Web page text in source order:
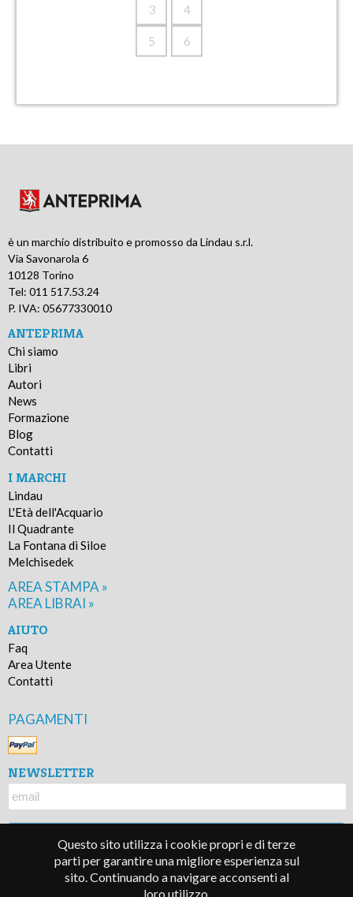
Questo sito utilizza i cookie propri e di terze
parti per garantire una migliore esperienza sul
sito. Continuando a navigare acconsenti al
loro utilizzo
3 4
5 6
è un marchio distribuito e promosso da Lindau s.r.l.
Via Savonarola 6
10128 Torino
Tel: 011 517.53.24
P. IVA: 05677330010
ANTEPRIMA
Chi siamo
Libri
Autori
News
Formazione
Blog
Contatti
I MARCHI
Lindau
L'Età dell'Acquario
Il Quadrante
La Fontana di Siloe
Melchisedek
AREA STAMPA »
AREA LIBRAI »
AIUTO
Faq
Area Utente
Contatti
PAGAMENTI
NEWSLETTER
© 2016 - Lindau s.r.l. - P.IVA 05677330010